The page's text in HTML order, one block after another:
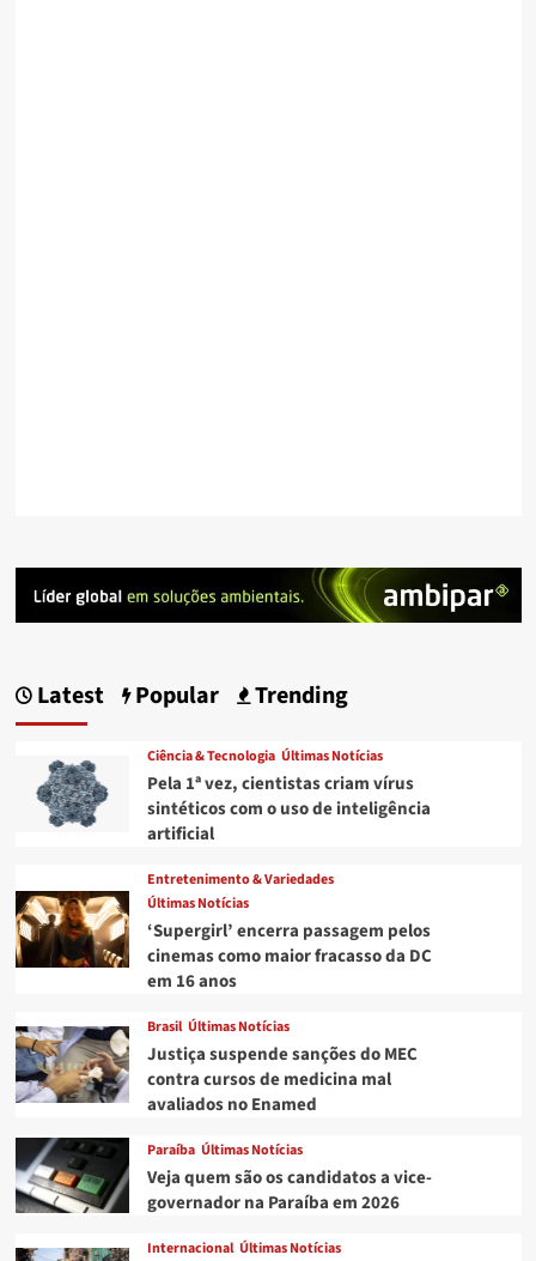
Latest Popular Trending
Ciência & Tecnologia Últimas Notícias
Pela 1ª vez, cientistas criam vírus
sintéticos com o uso de inteligência
artificial
Entretenimento & Variedades
Últimas Notícias
‘Supergirl’ encerra passagem pelos
cinemas como maior fracasso da DC
em 16 anos
Brasil Últimas Notícias
Justiça suspende sanções do MEC
contra cursos de medicina mal
avaliados no Enamed
Paraíba Últimas Notícias
Veja quem são os candidatos a vice-
governador na Paraíba em 2026
Internacional Últimas Notícias